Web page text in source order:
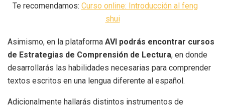
Te recomendamos: Curso online: Introducción al feng
shui
Asimismo, en la plataforma AVI podrás encontrar cursos
de Estrategias de Comprensión de Lectura, en donde
desarrollarás las habilidades necesarias para comprender
textos escritos en una lengua diferente al español.
Adicionalmente hallarás distintos instrumentos de